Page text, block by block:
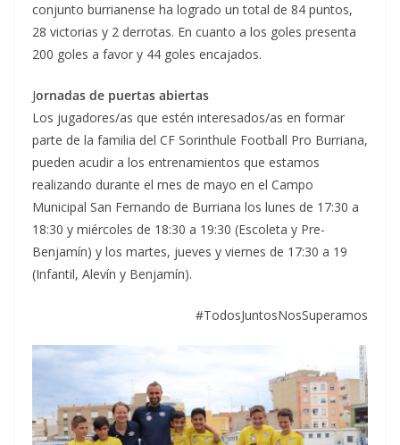
conjunto burrianense ha logrado un total de 84 puntos,
28 victorias y 2 derrotas. En cuanto a los goles presenta
200 goles a favor y 44 goles encajados.
Jornadas de puertas abiertas
Los jugadores/as que estén interesados/as en formar
parte de la familia del CF Sorinthule Football Pro Burriana,
pueden acudir a los entrenamientos que estamos
realizando durante el mes de mayo en el Campo
Municipal San Fernando de Burriana los lunes de 17:30 a
18:30 y miércoles de 18:30 a 19:30 (Escoleta y Pre-
Benjamín) y los martes, jueves y viernes de 17:30 a 19
(Infantil, Alevín y Benjamín).
#TodosJuntosNosSuperamos